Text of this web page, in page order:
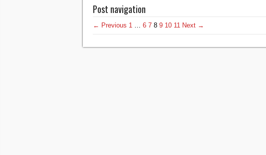
Post navigation
← Previous 1 … 6 7 8 9 10 11 Next →